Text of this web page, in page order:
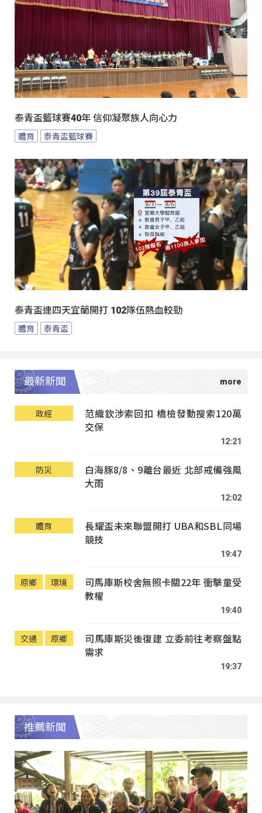
泰青盃籃球賽40年 信仰凝聚族人向心力
體育 泰青盃籃球賽
泰青盃連四天宜蘭開打 102隊伍熱血較勁
體育 泰青盃
最新新聞
政經
范織欽涉索回扣 橋檢發動搜索120萬
交保
12:21
防災
白海豚8/8、9離台最近 北部戒備強風
大雨
12:02
體育
長耀盃未來聯盟開打 UBA和SBL同場
競技
19:47
原鄉 環境
司馬庫斯校舍無照卡關22年 衝擊童受
教權
19:40
交通 原鄉
司馬庫斯災後復建 立委前往考察盤點
需求
19:37
推薦新聞